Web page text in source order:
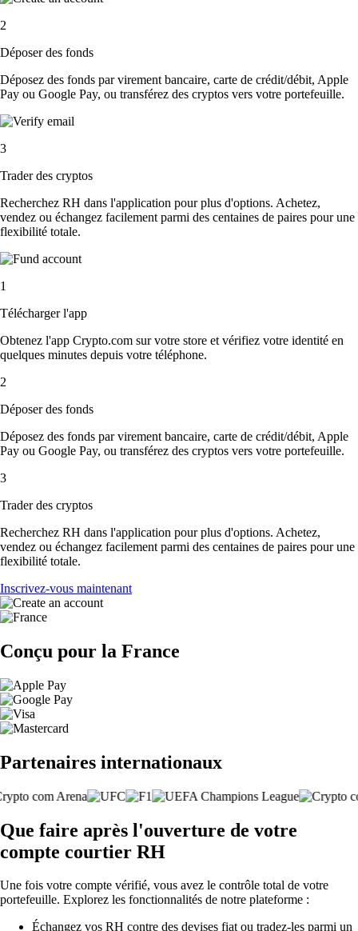
2
Déposer des fonds
Déposez des fonds par virement bancaire, carte de crédit/débit, Apple
Pay ou Google Pay, ou transférez des cryptos vers votre portefeuille.
3
Trader des cryptos
Recherchez RH dans l'application pour plus d'options. Achetez,
vendez ou échangez facilement parmi des centaines de paires pour une
flexibilité totale.
1
Télécharger l'app
Obtenez l'app Crypto.com sur votre store et vérifiez votre identité en
quelques minutes depuis votre téléphone.
2
Déposer des fonds
Déposez des fonds par virement bancaire, carte de crédit/débit, Apple
Pay ou Google Pay, ou transférez des cryptos vers votre portefeuille.
3
Trader des cryptos
Recherchez RH dans l'application pour plus d'options. Achetez,
vendez ou échangez facilement parmi des centaines de paires pour une
flexibilité totale.
Inscrivez-vous maintenant
Conçu pour la France
Partenaires internationaux
Que faire après l'ouverture de votre
compte courtier RH
Une fois votre compte vérifié, vous avez le contrôle total de votre
portefeuille. Explorez les fonctionnalités de notre plateforme :
Échangez vos RH contre des devises fiat ou tradez-les parmi un